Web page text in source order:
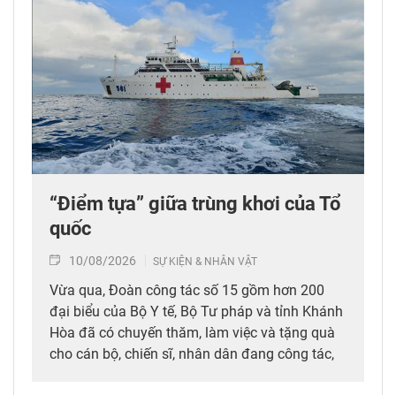
“Điểm tựa” giữa trùng khơi của Tổ
quốc
10/08/2026 SỰ KIỆN & NHÂN VẬT
Vừa qua, Đoàn công tác số 15 gồm hơn 200
đại biểu của Bộ Y tế, Bộ Tư pháp và tỉnh Khánh
Hòa đã có chuyến thăm, làm việc và tặng quà
cho cán bộ, chiến sĩ, nhân dân đang công tác,